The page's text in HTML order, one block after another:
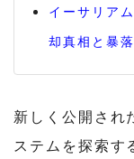
イーサリア
却真相と暴
新しく公開さ
ステムを探索す